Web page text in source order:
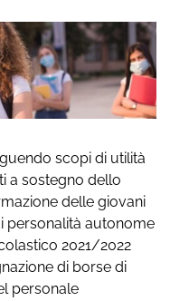
scopi di utilità
a sostegno dello
delle giovani
personalità autonome
2021/2022
di borse di
personale